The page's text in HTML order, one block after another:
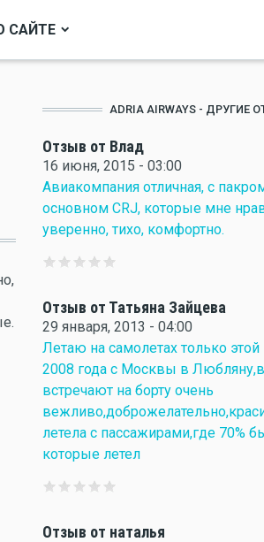
САЙТЕ
ADRIA AIRWAYS - ДРУГИЕ
Отзыв от Влад
16 июня, 2015 - 03:00
Авиакомпания отличная, с
основном CRJ, которые мне
уверенно, тихо, комфортно.
Отзыв от Татьяна Зайцева
29 января, 2013 - 04:00
Летаю на самолетах только
2008 года с Москвы в
встречают на борту очень
летела с пассажирами,где 70%
которые летел
Отзыв от наталья